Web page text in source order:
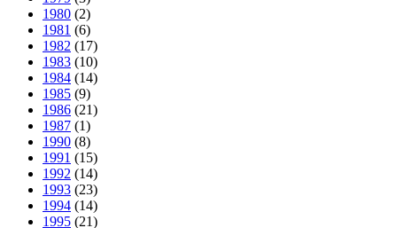
1980 (2)
1981 (6)
1982 (17)
1983 (10)
1984 (14)
1985 (9)
1986 (21)
1987 (1)
1990 (8)
1991 (15)
1992 (14)
1993 (23)
1994 (14)
1995 (21)